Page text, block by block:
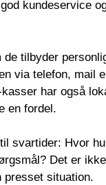
kundeservice
de tilbyder
via telefon, mail
har også
en fordel.
svartider: Hvor
Det er
presset situation.